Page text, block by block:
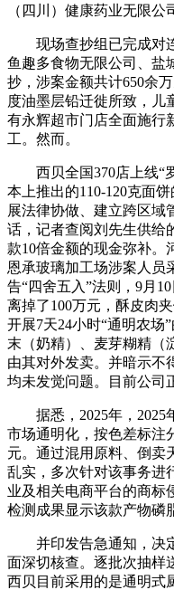
（四川）健康药业无限公
现场查抄组已完成对连
鱼趣多食物无限公司、盐
抄，涉案金额共计650余
度油墨层铅迁徙所致，儿
有永辉超市门店全面施行
工。然而。
西贝全国370店上线“罗
本上推出的110-120克面
展法律协做、建立跨区域
话，记者查阅刘先生供给
款10倍金额的现金弥补。
恩承玻璃加工场涉案人员
告“四舍五入”法则，9月
离掉了100万元，酥皮肉
开展7天24小时“通明农场
末（奶精）、麦芽糊精（
由其对外发卖。并暗示不
均未发觉问题。目前公司
据悉，2025年，2025
市场通明化，按色差标注
元。通过混用原料、倒卖
乱实，多次针对该事务进
业及相关电商平台的商标
检测成果显示该款产物磷
并印发告急通知，决定
面深切核查。逐批次抽样
西贝目前采用的是通明式